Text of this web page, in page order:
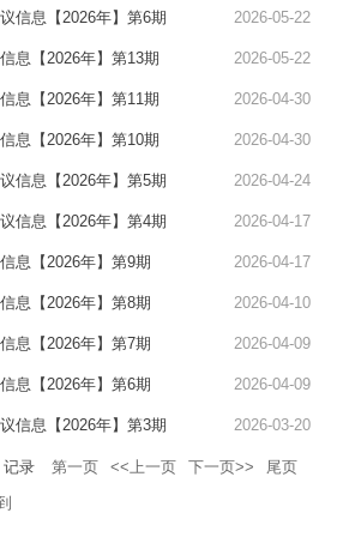
信息【2026年】第6期 2026-05-22
息【2026年】第13期 2026-05-22
息【2026年】第11期 2026-04-30
息【2026年】第10期 2026-04-30
信息【2026年】第5期 2026-04-24
信息【2026年】第4期 2026-04-17
息【2026年】第9期 2026-04-17
息【2026年】第8期 2026-04-10
息【2026年】第7期 2026-04-09
息【2026年】第6期 2026-04-09
信息【2026年】第3期 2026-03-20
记录 第一页 <<上一页 下一页>>
尾页